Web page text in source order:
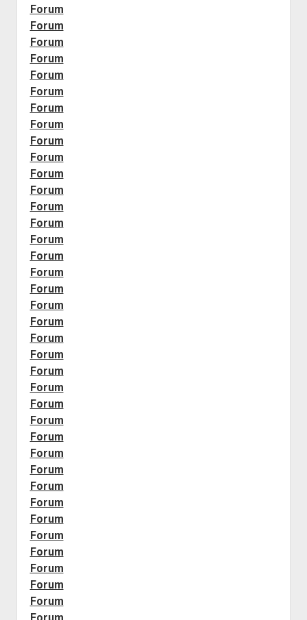
Forum
Forum
Forum
Forum
Forum
Forum
Forum
Forum
Forum
Forum
Forum
Forum
Forum
Forum
Forum
Forum
Forum
Forum
Forum
Forum
Forum
Forum
Forum
Forum
Forum
Forum
Forum
Forum
Forum
Forum
Forum
Forum
Forum
Forum
Forum
Forum
Forum